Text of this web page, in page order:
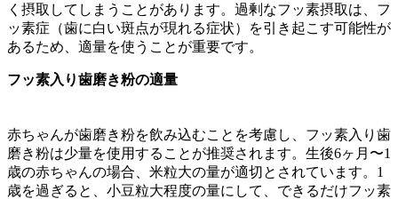
く摂取してしまうことがあります。過剰なフッ素摂取は、フ
ッ素症（歯に白い斑点が現れる症状）を引き起こす可能性が
あるため、適量を使うことが重要です。
フッ素入り歯磨き粉の適量
赤ちゃんが歯磨き粉を飲み込むことを考慮し、フッ素入り歯
磨き粉は少量を使用することが推奨されます。生後6ヶ月〜1
歳の赤ちゃんの場合、米粒大の量が適切とされています。1
歳を過ぎると、小豆粒大程度の量にして、できるだけフッ素